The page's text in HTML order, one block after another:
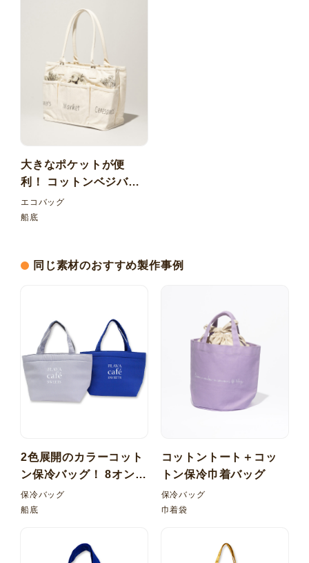
大きなポケットが便
利！ コットンベジバッ
グ
エコバッグ
船底
同じ素材のおすすめ製作事例
2色展開のカラーコット
ン保冷バッグ！ 8オンス
カラー 船底保冷バッグ
保冷バッグ
船底
コットントート＋コッ
トン保冷巾着バッグ
保冷バッグ
巾着袋